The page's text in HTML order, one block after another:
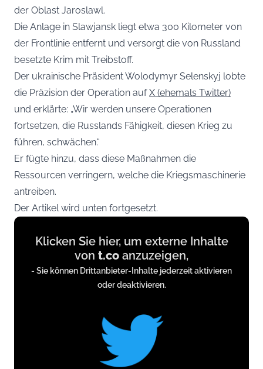
der Oblast Jaroslawl.
Die Anlage in Slawjansk liegt etwa 300 Kilometer von
der Frontlinie entfernt und versorgt die von Russland
besetzte Krim mit Treibstoff.
Der ukrainische Präsident Wolodymyr Selenskyj lobte
die Präzision der Operation aufX (ehemals Twitter)
und erklärte: „Wir werden unsere Operationen
fortsetzen, die Russlands Fähigkeit, diesen Krieg zu
führen, schwächen.“
Er fügte hinzu, dass diese Maßnahmen die
Ressourcen verringern, welche die Kriegsmaschinerie
antreiben.
Der Artikel wird unten fortgesetzt.
Display
contentKlicken Sie hier, um externe Inhalte
von t.co anzuzeigen,
- Sie können Drittanbieter-Inhalte jederzeit aktivieren
oder deaktivieren.